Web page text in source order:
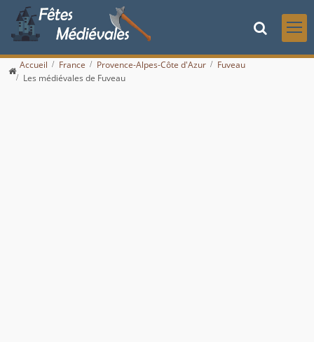
Accueil France Provence-Alpes-Côte d'Azur
Fuveau
Les médiévales de Fuveau